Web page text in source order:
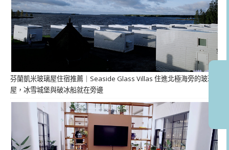
芬蘭凱米玻璃屋住宿推薦｜Seaside Glass Villas 住進北極海旁的玻璃
屋，冰雪城堡與破冰船就在旁邊